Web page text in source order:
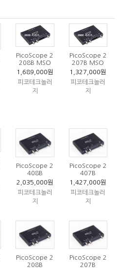
PicoScope 2
208B MSO
1,689,000원
피코테크놀러
지
PicoScope 2
207B MSO
1,327,000원
피코테크놀러
지
PicoScope 2
408B
2,035,000원
피코테크놀러
지
PicoScope 2
407B
1,427,000원
피코테크놀러
지
PicoScope 2
208B
PicoScope 2
207B